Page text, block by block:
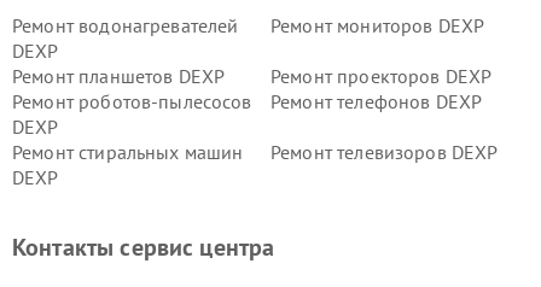
Ремонт водонагревателей
DEXP
Ремонт мониторов DEXP
Ремонт планшетов DEXP
Ремонт проекторов DEXP
Ремонт роботов-пылесосов
DEXP
Ремонт телефонов DEXP
Ремонт стиральных машин
DEXP
Ремонт телевизоров DEXP
Ремонт серверов DEXP
Ремонт мини пк DEXP
Контакты сервис центра